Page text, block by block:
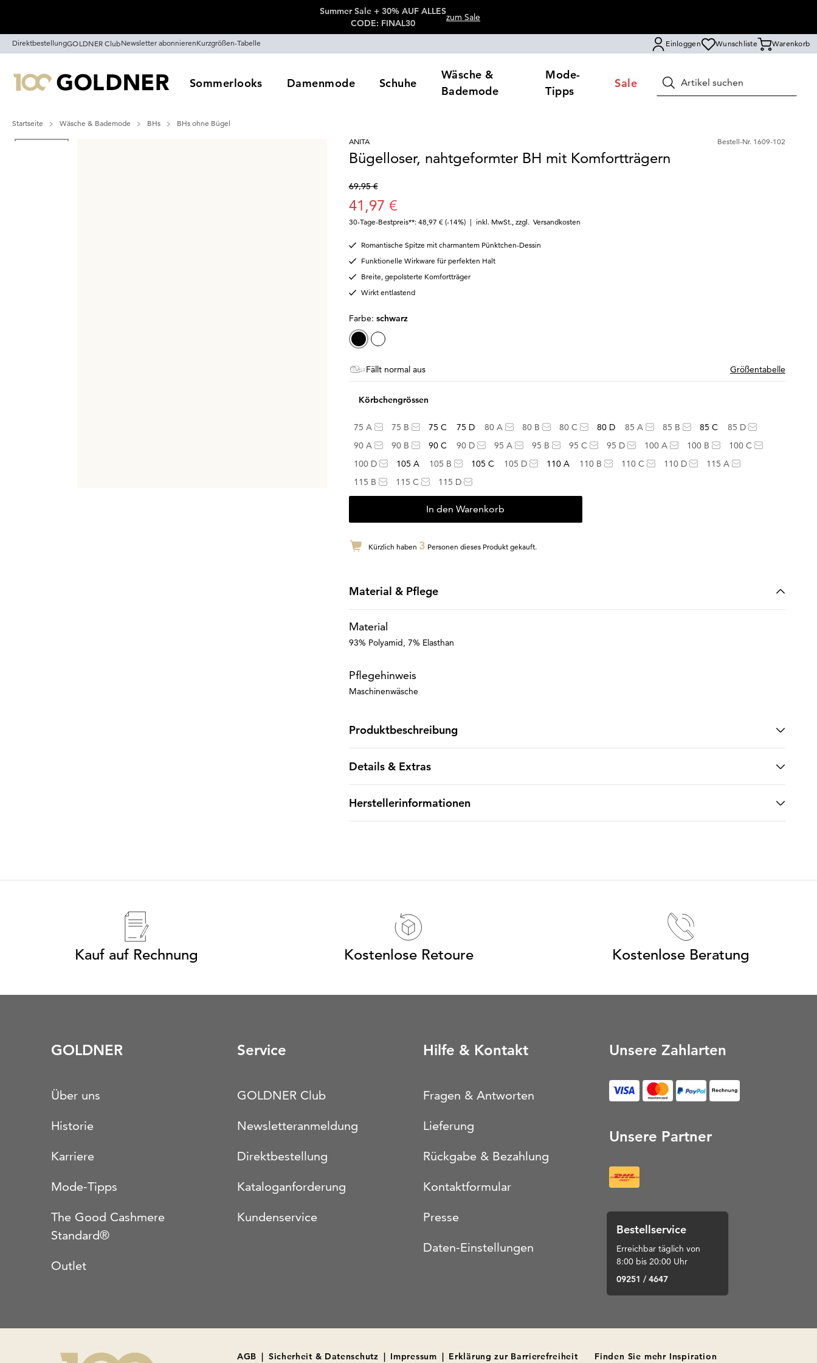
Summer Sale + 30% AUF ALLES
CODE: FINAL30
zum Sale
DirektbestellungGOLDNER ClubNewsletter abonnierenKurzgrößen-Tabelle Einloggen Wunschliste Warenkorb
Sommerlooks Damenmode Schuhe
Wäsche &
Bademode
Mode-
Tipps
Sale Suchen
Startseite Wäsche & Bademode BHs
BHs ohne Bügel
ANITA
Bestell-Nr. 1609-102
Bügelloser, nahtgeformter BH mit Komfortträgern
69,95 €
41,97 €
30-Tage-Bestpreis**: 48,97 € (-14%) | inkl. MwSt., zzgl. Versandkosten
Romantische Spitze mit charmantem Pünktchen-Dessin
Funktionelle Wirkware für perfekten Halt
Breite, gepolsterte Komfortträger
Wirkt entlastend
Farbe: schwarz
Fällt normal aus Größentabelle
Körbchengrössen
75 A 75 B 75 C 75 D 80 A 80 B 80 C 80 D 85 A 85 B 85 C
85 D
90 A
90 B 90 C 90 D 95 A 95 B 95 C 95 D 100 A 100 B
100 C
100 D
105 A 105 B 105 C 105 D 110 A 110 B 110 C 110 D
115 A
115 B
115 C 115 D
In den Warenkorb
Kürzlich haben 3 Personen dieses Produkt gekauft.
Material & Pflege
Material
93% Polyamid, 7% Elasthan
Pflegehinweis
Maschinenwäsche
Produktbeschreibung
Details & Extras
Herstellerinformationen
Kauf auf Rechnung Kostenlose Retoure Kostenlose Beratung
GOLDNER
Über uns
Historie
Karriere
Mode-Tipps
The Good Cashmere
Standard®
Outlet
Service
GOLDNER Club
Newsletteranmeldung
Direktbestellung
Kataloganforderung
Kundenservice
Hilfe & Kontakt
Fragen & Antworten
Lieferung
Rückgabe & Bezahlung
Kontaktformular
Presse
Daten-Einstellungen
Unsere Zahlarten
Unsere Partner
Bestellservice
Erreichbar täglich von
8:00 bis 20:00 Uhr
09251 / 4647
AGB | Sicherheit & Datenschutz | Impressum | Erklärung zur Barrierefreiheit Finden Sie mehr Inspiration